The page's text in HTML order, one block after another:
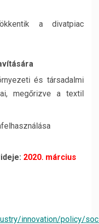
a divatpiac
és társadalmi
megőrizve a textil
2020. március
innovation/policy/